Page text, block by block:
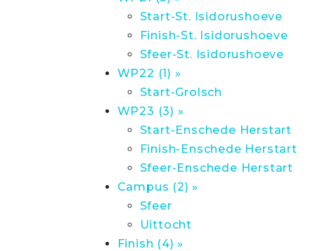
Start-St. Isidorushoeve
Finish-St. Isidorushoeve
Sfeer-St. Isidorushoeve
WP22 (1) »
Start-Grolsch
WP23 (3) »
Start-Enschede Herstart
Finish-Enschede Herstart
Sfeer-Enschede Herstart
Campus (2) »
Sfeer
Uittocht
Finish (4) »